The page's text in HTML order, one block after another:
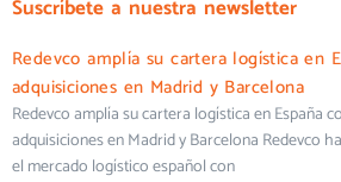
Suscríbete a nuestra newsletter
Redevco amplía su cartera logística en
adquisiciones en Madrid y Barcelona
Redevco amplía su cartera logística en España
adquisiciones en Madrid y Barcelona Redevco
el mercado logístico español con